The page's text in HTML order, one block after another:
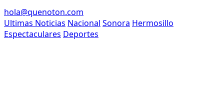
hola@quenoton.com
Ultimas Noticias Nacional Sonora Hermosillo
Espectaculares Deportes